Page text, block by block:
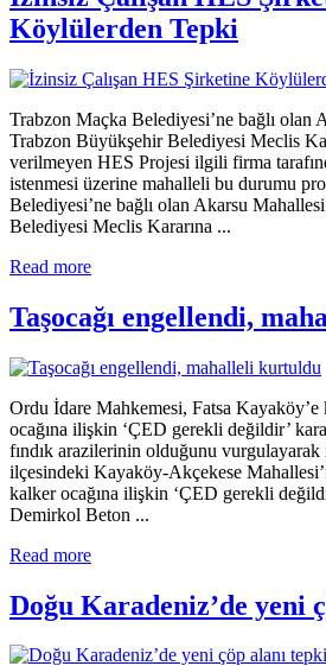
Köylülerden Tepki
Trabzon Maçka Belediyesi’ne bağlı olan
Trabzon Büyükşehir Belediyesi Meclis
verilmeyen HES Projesi ilgili firma
istenmesi üzerine mahalleli bu durumu
Belediyesi’ne bağlı olan Akarsu
Belediyesi Meclis Kararına ...
Read more
Taşocağı engellendi,
Ordu İdare Mahkemesi, Fatsa
ocağına ilişkin ‘ÇED gerekli değildir’
fındık arazilerinin olduğunu vurgulayarak
ilçesindeki Kayaköy-Akçekese
kalker ocağına ilişkin ‘ÇED gerekli
Demirkol Beton ...
Read more
Doğu Karadeniz’de yeni